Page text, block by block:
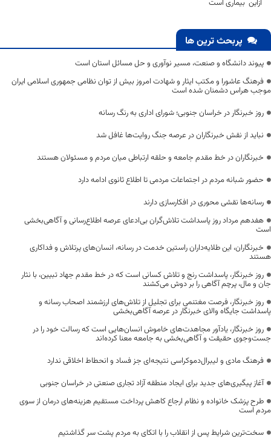
ازاین بیماری است
پربحث ترین ها
پیوند دانشگاه و صنعت، مسیر نوآوری و حل مسائل استان است
فرهنگ عاشورا و مکتب ایثار و شهادت امروز بیش از توان نظامی جمهوری اسلامی ایران
موجب هراس دشمنان شده است
روز خبرنگار در خراسان جنوبی؛ شورای اداری به رنگ رسانه
نباید از نقش خبرنگاران در عرصه جنگ روایت‌ها غافل شد
خبرنگاران در خط مقدم جامعه و حلقه ارتباطی میان مردم و مسئولان هستند
حضور شبانه مردم در اجتماعات مردمی تا اطلاع ثانوی ادامه دارد
رسانه‌ها نقشی محوری در افکارسازی دارند
هفدهم مرداد روز پاسداشت تلاش‌گران بی‌ادعای عرصه اطلاع‌رسانی و آگاهی‌بخشی
است
خبرنگاران، این طلایه‌داران راستین خدمت در رسانه، انسان‌های پرتلاش و فداکاری
هستند
روز خبرنگار، پاسداشت رنج و تلاش کسانی است که در خط مقدم جهاد تبیین، با نثار
جان و مال، پرچم آگاهی را بر دوش می‌کشند
روز خبرنگار، فرصت مغتنمی برای تجلیل از تلاش‌های ارزشمند اصحاب رسانه و
پاسداشت جایگاه والای خبرنگار در عرصه آگاهی‌بخشی
روز خبرنگار، یادآور مجاهدت‌های خاموش انسان‌هایی است که رسالت خود را در
جست‌وجوی حقیقت و آگاهی‌بخشی به جامعه معنا کرده‌اند
فرهنگ مادی و لیبرال‌دموکراسی نتیجه‌ای جز فساد و انحطاط اخلاقی ندارد
آغاز پیگیری‌های جدید برای ایجاد منطقه آزاد تجاری صنعتی در خراسان جنوبی
طرح پزشک خانواده و نظام ارجاع کاهش پرداخت مستقیم هزینه‌های درمان از سوی
مردم است
سخت‌ترین شرایط پس از انقلاب را با اتکای به مردم پشت سر گذاشتیم